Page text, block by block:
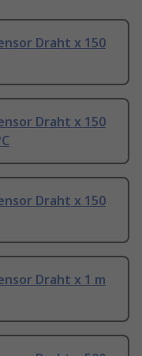
Draht x 150
Draht x 150
Draht x 150
Draht x 1 m